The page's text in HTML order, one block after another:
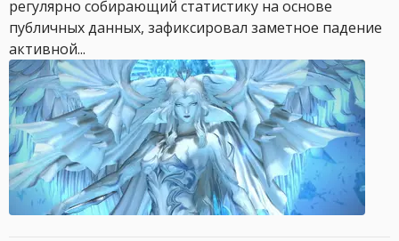
регулярно собирающий статистику на основе
публичных данных, зафиксировал заметное падение
активной...